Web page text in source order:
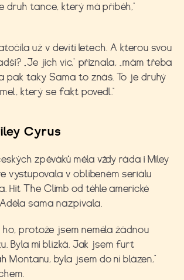
druh tance, který má příběh,“
už v devíti letech. A kterou svou
„Je jich víc,“ přiznala, „mám třeba
pak taky Sama to znáš. To je druhý
který se fakt povedl.“
Cyrus
zpěváků měla vždy ráda iMiley
vystupovala v oblíbeném seriálu
Hit The Climb od téhle americké
sama nazpívala.
ho, protože jsem neměla žádnou
Byla mi blízká. Jak jsem furt
Montanu, byla jsem do ní blázen,“